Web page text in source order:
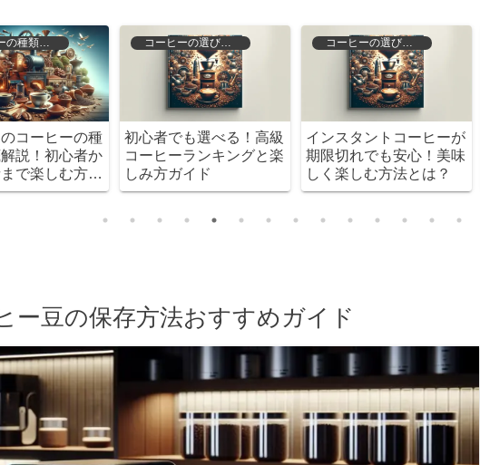
コーヒーの種類と特徴
コーヒーの種
説！初心者か
で楽しむ方法
コーヒーの選び方と保存
初心者でも選べる！高級
コーヒーランキングと楽
しみ方ガイド
コーヒーの選び方と保存
インスタントコーヒーが
期限切れでも安心！美味
しく楽しむ方法とは？
ー豆の保存方法おすすめガイド